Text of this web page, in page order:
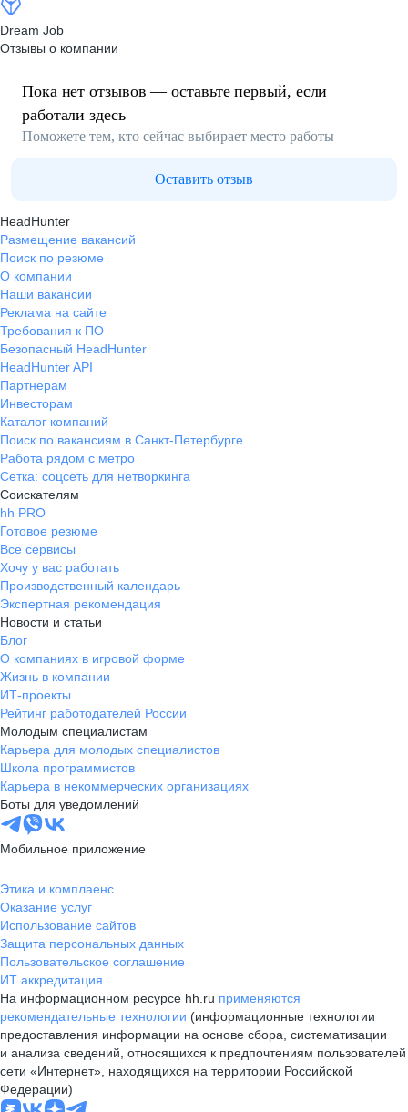
Dream Job
Отзывы о компании
Пока нет отзывов — оставьте первый, если
работали здесь
Поможете тем, кто сейчас выбирает место работы
Оставить отзыв
HeadHunter
Размещение вакансий
Поиск по резюме
О компании
Наши вакансии
Реклама на сайте
Требования к ПО
Безопасный HeadHunter
HeadHunter API
Партнерам
Инвесторам
Каталог компаний
Поиск по вакансиям в Санкт-Петербурге
Работа рядом с метро
Сетка: соцсеть для нетворкинга
Соискателям
hh PRO
Готовое резюме
Все сервисы
Хочу у вас работать
Производственный календарь
Экспертная рекомендация
Новости и статьи
Блог
О компаниях в игровой форме
Жизнь в компании
ИТ-проекты
Рейтинг работодателей России
Молодым специалистам
Карьера для молодых специалистов
Школа программистов
Карьера в некоммерческих организациях
Боты для уведомлений
Мобильное приложение
Этика и комплаенс
Оказание услуг
Использование сайтов
Защита персональных данных
Пользовательское соглашение
ИТ аккредитация
На информационном ресурсе hh.ru применяются
рекомендательные технологии (информационные технологии
предоставления информации на основе сбора, систематизации
и анализа сведений, относящихся к предпочтениям пользователей
сети «Интернет», находящихся на территории Российской
Федерации)